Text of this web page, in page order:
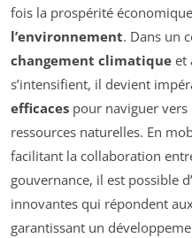
fois la prospérité
l’environnement. Dans un
changement climatique et
s’intensifient, il devient
efficaces pour naviguer
ressources naturelles. En
facilitant la collaboration
gouvernance, il est possible
innovantes qui répondent
garantissant un